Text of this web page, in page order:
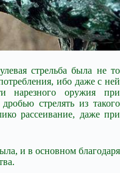
стрельба была не то
ибо даже с ней
нарезного оружия при
стрелять из такого
рассеивание, даже при
и в основном благодаря